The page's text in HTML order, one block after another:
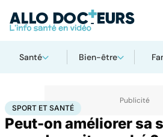
Santé Bien-être
AccueilBien-êtreSport santé Sport et santé
SPORT ET SANTÉ
Peut-on améliorer sa